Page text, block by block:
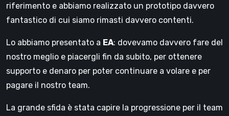
riferimento e abbiamo realizzato un prototipo davvero
fantastico di cui siamo rimasti davvero contenti.
Lo abbiamo presentato a EA: dovevamo davvero fare del
nostro meglio e piacergli fin da subito, per ottenere
supporto e denaro per poter continuare a volare e per
pagare il nostro team.
La grande sfida è stata capire la progressione per il team